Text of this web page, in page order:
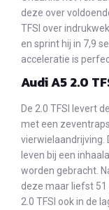
deze over
TFSI over
en sprint hij in 7,9
acceleratie is
Audi A5 2.0
De 2.0 TFSI levert
met een
vierwielaandrijving.
leven bij een
worden gebracht.
deze maar liefst 51
2.0 TFSI ook in de